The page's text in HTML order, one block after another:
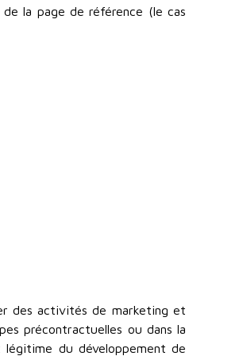
la page de référence (le cas
des activités de marketing et
précontractuelles ou dans la
du développement de